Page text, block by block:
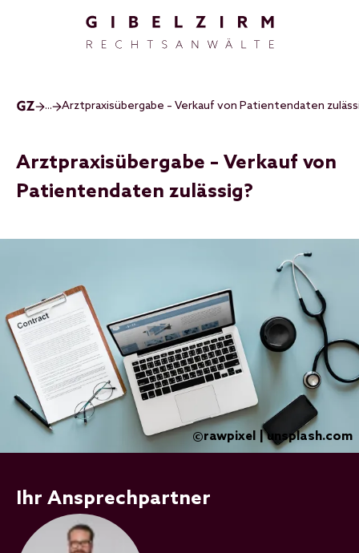
... Arztpraxisübergabe – Verkauf von Patientendaten
Arztpraxisübergabe – Verkauf von
Patientendaten zulässig?
©rawpixel | unsplash.com
Ihr Ansprechpartner